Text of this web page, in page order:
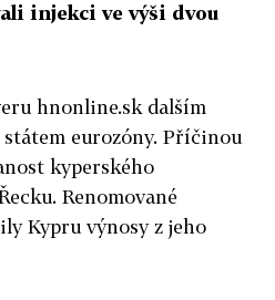
injekci ve výši dvou
hnonline.sk dalším
eurozóny. Příčinou
kyperského
Renomované
Kypru výnosy z jeho